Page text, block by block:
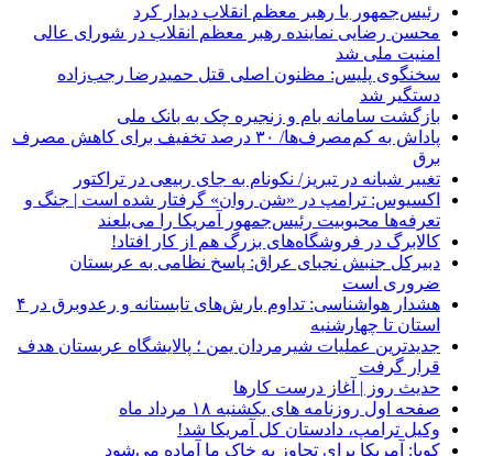
رئیس‌جمهور با رهبر معظم انقلاب دیدار کرد
محسن رضایی نماینده رهبر معظم انقلاب در شورای عالی
امنیت ملی شد
سخنگوی پلیس: مظنون اصلی قتل حمیدرضا رجب‌زاده
دستگیر شد
بازگشت سامانه بام و زنجیره چک به بانک ملی
پاداش به کم‌مصرف‌ها/ ۳۰ درصد تخفیف برای کاهش مصرف
برق
تغییر شبانه در تبریز/ نکونام به جای ربیعی در تراکتور
اکسیوس: ترامپ در «شن روان» گرفتار شده است | جنگ و
تعرفه‌ها محبوبیت رئیس‌جمهور آمریکا را می‌بلعند
کالابرگ در فروشگاه‌های بزرگ هم از کار افتاد!
دبیرکل جنبش نجبای عراق: پاسخ نظامی به عربستان
ضروری است
هشدار هواشناسی: تداوم بارش‌های تابستانه و رعدوبرق در ۴
استان تا چهارشنبه
جدیدترین عملیات شیرمردان یمن ؛ پالایشگاه عربستان هدف
قرار گرفت
حدیث روز | آغاز درست کارها
صفحه اول روزنامه‌ های یکشنبه ۱۸ مرداد ماه
وکیل ترامپ، دادستان کل آمریکا شد!
کوبا: آمریکا برای تجاوز به خاک ما آماده می‌شود